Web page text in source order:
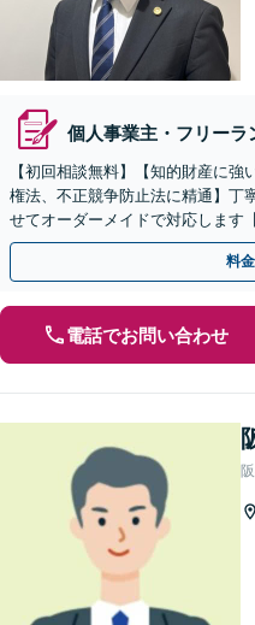
個人事業主・フリーラ
【初回相談無料】【知的財産に
権法、不正競争防止法に精通】丁
せてオーダーメイドで対応します
避止義務】【顧問契約可】【休日
料
電話でお問い合わせ